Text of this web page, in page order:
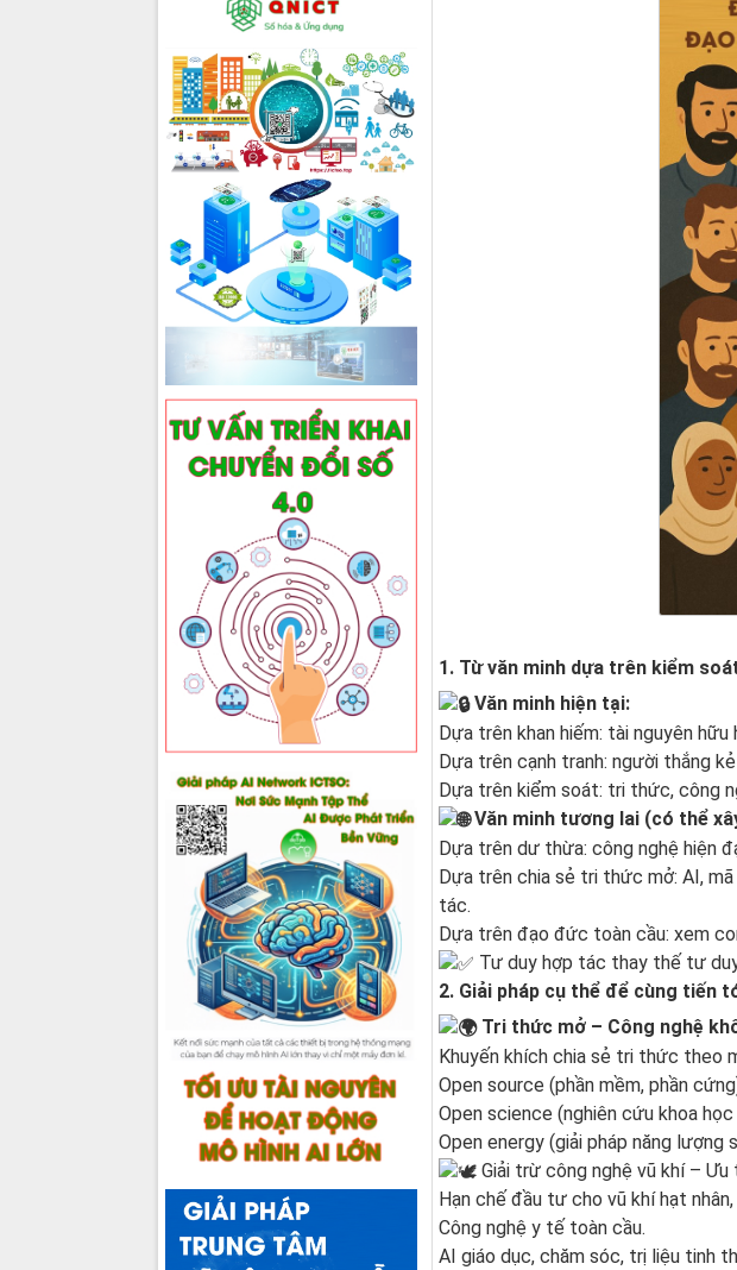
1. Từ văn minh dựa trên kiểm
Văn minh hiện tại:
Dựa trên khan hiếm: tài nguyên
Dựa trên cạnh tranh: người thắng
Dựa trên kiểm soát: tri thức, công
Văn minh tương lai (có thể
Dựa trên dư thừa: công nghệ hiện
Dựa trên chia sẻ tri thức mở: AI,
tác.
Dựa trên đạo đức toàn cầu: xem
Tư duy hợp tác thay thế tư
2. Giải pháp cụ thể để cùng tiến
Tri thức mở – Công nghệ
Khuyến khích chia sẻ tri thức theo
Open source (phần mềm, phần
Open science (nghiên cứu khoa
Open energy (giải pháp năng lượng
Giải trừ công nghệ vũ khí – Ưu
Hạn chế đầu tư cho vũ khí hạt
Công nghệ y tế toàn cầu.
AI giáo dục, chăm sóc, trị liệu tinh